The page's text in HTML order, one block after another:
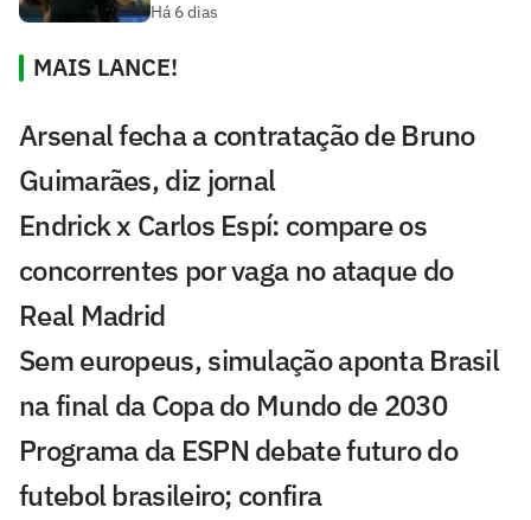
Há 6 dias
MAIS LANCE!
Arsenal fecha a contratação de Bruno
Guimarães, diz jornal
Endrick x Carlos Espí: compare os
concorrentes por vaga no ataque do
Real Madrid
Sem europeus, simulação aponta Brasil
na final da Copa do Mundo de 2030
Programa da ESPN debate futuro do
futebol brasileiro; confira